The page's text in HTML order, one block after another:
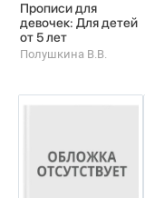
Прописи для
девочек: Для детей
от 5 лет
Полушкина В.В.